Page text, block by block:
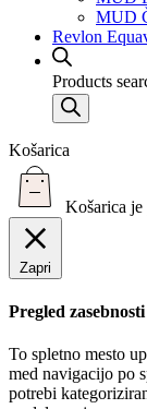
MUD
Revlon
Products
Košarica
Košarica je
Zapri
Pregled zasebnosti
To spletno mesto
med navigacijo po
potrebi